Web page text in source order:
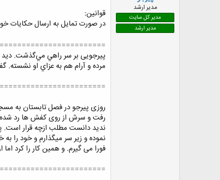
و
ع
مدیر ارشد
مدیر کل سایت
مدیر ارشد
قوانین:
در صورت تمایل به ارسال حکایات
پیرجویی بر سر راهي مي‌گذشت. ديد
مرده و آرام هم به عزاي او نشسته.
روزی پیرجو در فصل تابستان به
رفت و سرش از روی کفش ها رد شده
ندید دانست مطلب ازچه قرار است.
نموده و زیر سر میگذارم و خود را
فورا می گیرم. و همین کار را کرد